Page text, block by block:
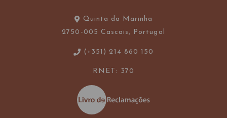
Quinta da Marinha
2750-005 Cascais, Portugal
(+351) 214 860 150
RNET: 370